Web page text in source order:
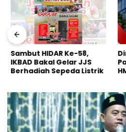
Sambut HIDAR Ke-58,
IKBAD Bakal Gelar JJS
Berhadiah Sepeda Listrik